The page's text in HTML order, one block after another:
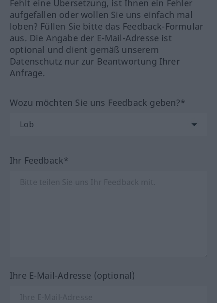
Fehlt eine Übersetzung, ist Ihnen ein Fehler
aufgefallen oder wollen Sie uns einfach mal
loben? Füllen Sie bitte das Feedback-Formular
aus. Die Angabe der E-Mail-Adresse ist
optional und dient gemäß unserem
Datenschutz nur zur Beantwortung Ihrer
Anfrage.
Wozu möchten Sie uns Feedback geben?*
Ihr Feedback*
Ihre E-Mail-Adresse (optional)